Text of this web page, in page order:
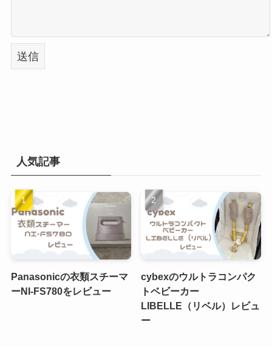
人気記事
Panasonicの衣類スチーマ
ーNI-FS780をレビュー
cybexのウルトラコンパク
トベビーカー
LIBELLE（リベル）レビュ
ー